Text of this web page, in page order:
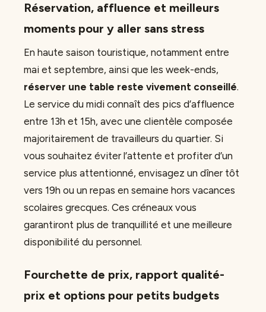
Réservation, affluence et meilleurs
moments pour y aller sans stress
En haute saison touristique, notamment entre
mai et septembre, ainsi que les week-ends,
réserver une table reste vivement conseillé.
Le service du midi connaît des pics d’affluence
entre 13h et 15h, avec une clientèle composée
majoritairement de travailleurs du quartier. Si
vous souhaitez éviter l’attente et profiter d’un
service plus attentionné, envisagez un dîner tôt
vers 19h ou un repas en semaine hors vacances
scolaires grecques. Ces créneaux vous
garantiront plus de tranquillité et une meilleure
disponibilité du personnel.
Fourchette de prix, rapport qualité-
prix et options pour petits budgets